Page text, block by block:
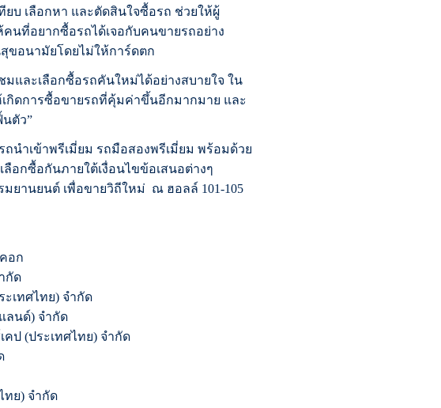
ยบ เลือกหา และตัดสินใจซื้อรถ ช่วยให้ผู้
นที่อยากซื้อรถได้เจอกับคนขายรถอย่าง
ขอนามัยโดยไม่ให้การ์ดตก
และเลือกซื้อรถคันใหม่ได้อย่างสบายใจ ใน
ห้เกิดการซื้อขายรถที่คุ้มค่าขึ้นอีกมากมาย และ
ตัว”
นำเข้าพรีเมี่ยม รถมือสองพรีเมี่ยม พร้อมด้วย
อกซื้อกันภายใต้เงื่อนไขข้อเสนอต่างๆ
รมยานยนต์ เพื่อขายวิถีใหม่ ณ ฮอลล์ 101-105
อก
กัด
เทศไทย) จำกัด
ลนด์) จำกัด
คป (ประเทศไทย) จำกัด
ทย) จำกัด